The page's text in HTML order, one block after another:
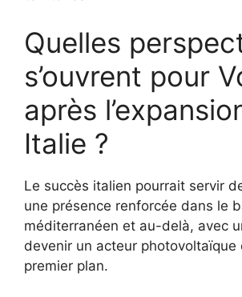
Quelles
s’ouvrent pour
après
Italie ?
Le succès italien pourrait servir
une présence renforcée dans le
méditerranéen et au-delà, avec
devenir un acteur photovoltaïque
premier plan.